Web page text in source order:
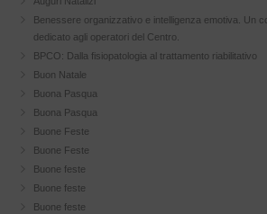
Benessere organizzativo e intelligenza emotiva. Un
dedicato agli operatori del Centro.
BPCO: Dalla fisiopatologia al trattamento riabilitativo
Buon Natale
Buona Pasqua
Buona Pasqua
Buone Feste
Buone Feste
Buone feste
Buone feste
Buone feste